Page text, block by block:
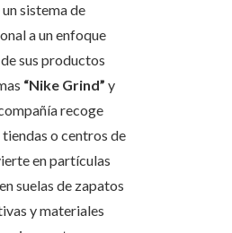
sistema de
a un enfoque
sus productos
“Nike Grind” y
recoge
o centros de
en partículas
suelas de zapatos
y materiales